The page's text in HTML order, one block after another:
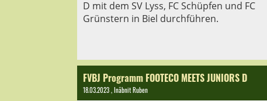
D mit dem SV Lyss, FC Schüpfen und FC
Grünstern in Biel durchführen.
FVBJ Programm FOOTECO MEETS JUNIORS D
18.03.2023, Inäbnit Ruben